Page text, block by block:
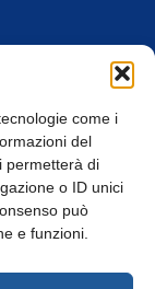
come i
del
permetterà di
o ID unici
può
e funzioni.